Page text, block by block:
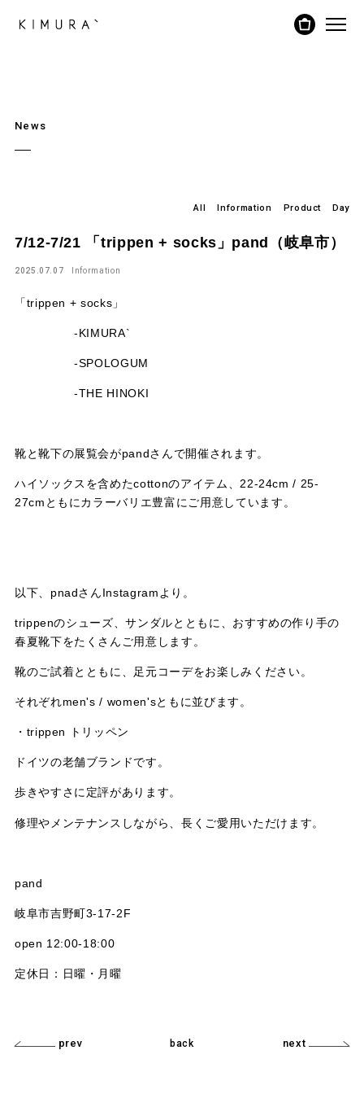
News
All Information Product Day
7/12-7/21 「trippen + socks」pand（岐阜市）
2025.07.07 Information
「trippen + socks」
-KIMURA`
-SPOLOGUM
-THE HINOKI
靴と靴下の展覧会がpandさんで開催されます。
ハイソックスを含めたcottonのアイテム、22-24cm / 25-
27cmともにカラーバリエ豊富にご用意しています。
以下、pnadさんInstagramより。
trippenのシューズ、サンダルとともに、おすすめの作り手の
春夏靴下をたくさんご用意します。
靴のご試着とともに、足元コーデをお楽しみください。
それぞれmen's / women'sともに並びます。
・trippen トリッペン
ドイツの老舗ブランドです。
歩きやすさに定評があります。
修理やメンテナンスしながら、長くご愛用いただけます。
pand
岐阜市吉野町3-17-2F
open 12:00-18:00
定休日：日曜・月曜
next
back
prev